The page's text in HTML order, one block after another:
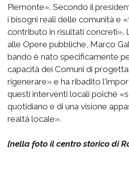
Piemonte». Secondo il
i bisogni reali delle comunità e
contributo in risultati concreti».
alle Opere pubbliche, Marco
bando è nato specificamente
capacità dei Comuni di
rigenerare» e ha ribadito
questi interventi locali poiché
quotidiano e di una visione
realtà locale».
[nella foto il centro storico di